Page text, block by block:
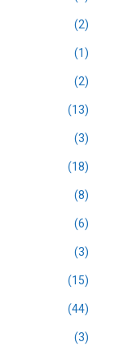
(2)
(1)
(2)
(13)
(3)
(18)
(8)
(6)
(3)
(15)
(44)
(3)